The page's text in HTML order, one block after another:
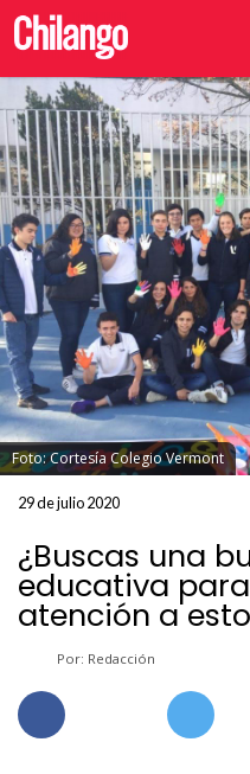
Foto: Cortesía Colegio Vermont
29 de julio 2020
¿Buscas una
educativa
atención a esto
Por: Redacción